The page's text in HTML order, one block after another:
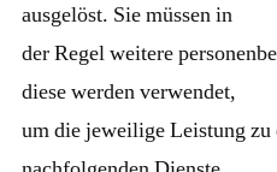
ausgelöst. Sie müssen in
der Regel weitere
diese werden verwendet,
um die jeweilige Leistung